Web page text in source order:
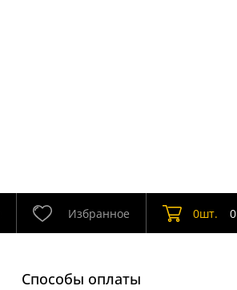
Избранное 0шт. 0
Способы оплаты